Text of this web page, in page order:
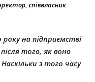
співвласник
на підприємстві
того, як воно
з того часу